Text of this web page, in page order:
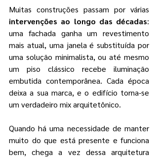
intervenções ao longo das décadas:
uma fachada ganha um revestimento
mais atual, uma janela é substituída por
uma solução minimalista, ou até mesmo
um piso clássico recebe iluminação
embutida contemporânea. Cada época
deixa a sua marca, e o edifício torna-se
um verdadeiro mix arquitetônico.
Quando há uma necessidade de manter
muito do que está presente e funciona
bem, chega a vez dessa arquitetura